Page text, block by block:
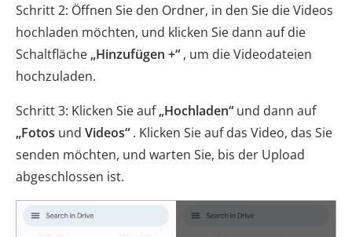
Schritt 2: Öffnen Sie den Ordner, in den Sie die Videos
hochladen möchten, und klicken Sie dann auf die
Schaltfläche „Hinzufügen +“ , um die Videodateien
hochzuladen.
Schritt 3: Klicken Sie auf„Hochladen“ und dann auf
„Fotos und Videos“ . Klicken Sie auf das Video, das Sie
senden möchten, und warten Sie, bis der Upload
abgeschlossen ist.